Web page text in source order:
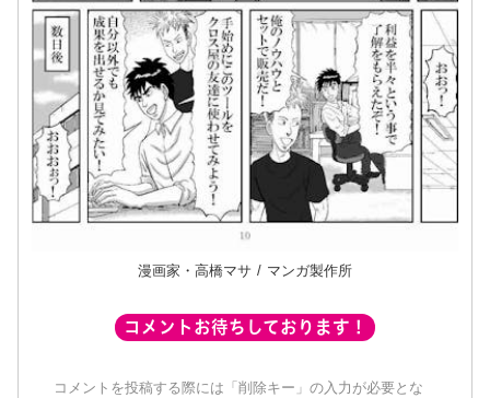
漫画家・高橋マサ / マンガ製作所
コメントお待ちしております！
コメントを投稿する際には「削除キー」の入力が必要とな